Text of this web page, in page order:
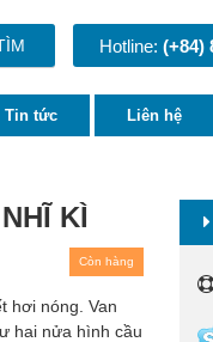
Hotline:(+84)
Tin tức Liên hệ
KÌ
Còn hàng
hơi nóng. Van
hai nửa hình cầu